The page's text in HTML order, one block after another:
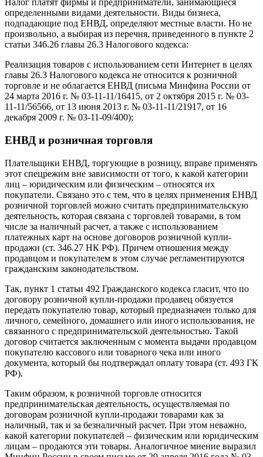
Налог платят фирмы и предприниматели, занимающиеся
определенными видами деятельности. Виды бизнеса,
подпадающие под ЕНВД, определяют местные власти. Но не
произвольно, а выбирая из перечня, приведенного в пункте 2
статьи 346.26 главы 26.3 Налогового кодекса:
Реализация товаров с использованием сети Интернет в целях
главы 26.3 Налогового кодекса не относится к розничной
торговле и не облагается ЕНВД (письма Минфина России от
24 марта 2016 г. № 03-11-11/16415, от 2 октября 2015 г. № 03-
11-11/56566, от 13 июня 2013 г. № 03-11-11/21917, от 16
декабря 2009 г. № 03-11-09/400);
ЕНВД и розничная торговля
Плательщики ЕНВД, торгующие в розницу, вправе применять
этот спецрежим вне зависимости от того, к какой категории
лиц – юридическим или физическим – относятся их
покупатели. Связано это с тем, что в целях применения ЕНВД
розничной торговлей можно считать предпринимательскую
деятельность, которая связана с торговлей товарами, в том
числе за наличный расчет, а также с использованием
платежных карт на основе договоров розничной купли-
продажи (ст. 346.27 НК РФ). Причем отношения между
продавцом и покупателем в этом случае регламентируются
гражданским законодательством.
Так, пункт 1 статьи 492 Гражданского кодекса гласит, что по
договору розничной купли-продажи продавец обязуется
передать покупателю товар, который предназначен только для
личного, семейного, домашнего или иного использования, не
связанного с предпринимательской деятельностью. Такой
договор считается заключенным с момента выдачи продавцом
покупателю кассового или товарного чека или иного
документа, который бы подтверждал оплату товара (ст. 493 ГК
РФ).
Таким образом, к розничной торговле относится
предпринимательская деятельность, осуществляемая по
договорам розничной купли-продажи товарами как за
наличный, так и за безналичный расчет. При этом неважно,
какой категории покупателей – физическим или юридическим
лицам – продаются эти товары. Аналогичное мнение выразил